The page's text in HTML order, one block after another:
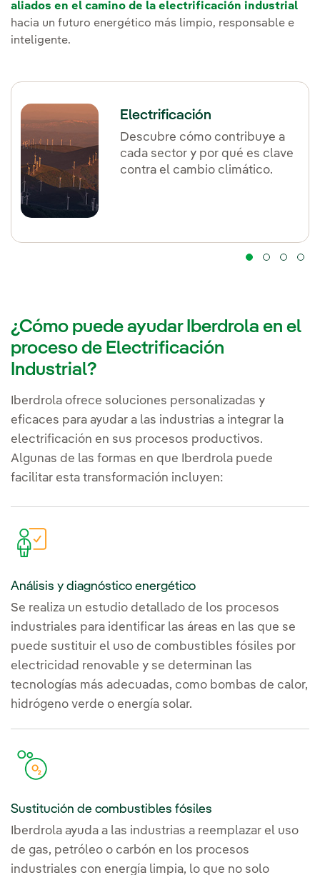
aliados en el camino de la electrificación industrial
hacia un futuro energético más limpio, responsable e
inteligente.
Electrificación
Descubre cómo contribuye a
cada sector y por qué es clave
contra el cambio climático.
¿Cómo puede ayudar Iberdrola en el
proceso de Electrificación
Industrial?
Iberdrola ofrece soluciones personalizadas y
eficaces para ayudar a las industrias a integrar la
electrificación en sus procesos productivos.
Algunas de las formas en que Iberdrola puede
facilitar esta transformación incluyen:
Análisis y diagnóstico energético
Se realiza un estudio detallado de los procesos
industriales para identificar las áreas en las que se
puede sustituir el uso de combustibles fósiles por
electricidad renovable y se determinan las
tecnologías más adecuadas, como bombas de calor,
hidrógeno verde o energía solar.
Sustitución de combustibles fósiles
Iberdrola ayuda a las industrias a reemplazar el uso
de gas, petróleo o carbón en los procesos
industriales con energía limpia, lo que no solo